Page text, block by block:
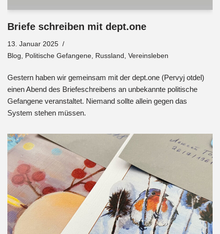
Briefe schreiben mit dept.one
13. Januar 2025
Blog
Politische Gefangene Russland Vereinsleben
Gestern haben wir gemeinsam mit der dept.one (Pervyj otdel)
einen Abend des Briefeschreibens an unbekannte politische
Gefangene veranstaltet. Niemand sollte allein gegen das
System stehen müssen.